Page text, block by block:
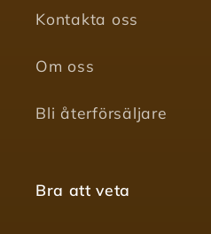
Kontakta oss
Om oss
Bli återförsäljare
Bra att veta